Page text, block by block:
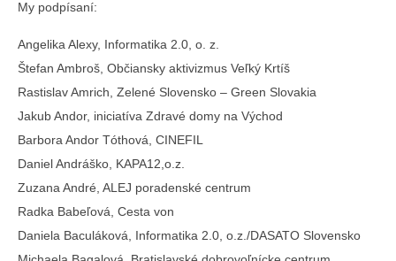
My podpísaní:
Angelika Alexy, Informatika 2.0, o. z.
Štefan Ambroš, Občiansky aktivizmus Veľký Krtíš
Rastislav Amrich, Zelené Slovensko – Green Slovakia
Jakub Andor, iniciatíva Zdravé domy na Východ
Barbora Andor Tóthová, CINEFIL
Daniel Andráško, KAPA12,o.z.
Zuzana André, ALEJ poradenské centrum
Radka Babeľová, Cesta von
Daniela Baculáková, Informatika 2.0, o.z./DASATO Slovensko